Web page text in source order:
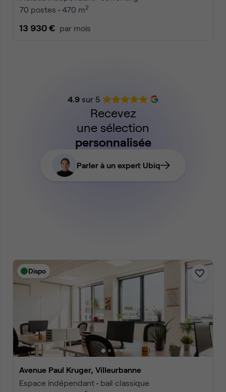
70 postes • 470 m2
13 930 € par mois
4.9sur 5
Recevez
une sélection
personnalisée
Parler à un expert Ubiq
Dispo
Avenue Paul Kruger, Villeurbanne
Espace indépendant • bail classique